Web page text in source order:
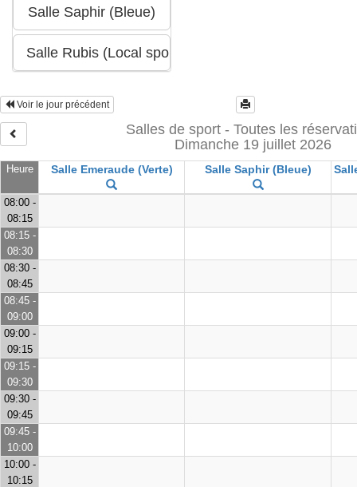
Voir le jour précédent
Salles de sport - Toutes les
Dimanche 19 juillet 2026
Heure Salle Emeraude (Verte) Salle Saphir (Bleue)
08:00 -
08:15
08:15 -
08:30
08:30 -
08:45
08:45 -
09:00
09:00 -
09:15
09:15 -
09:30
09:30 -
09:45
09:45 -
10:00
10:00 -
10:15